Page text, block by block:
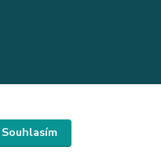
Souhlasím